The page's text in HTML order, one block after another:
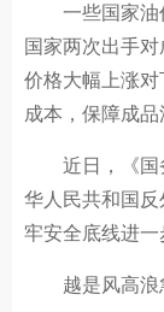
一些国家油价
国家两次出手
价格大幅上涨
成本，保障成品
近日，《国务
华人民共和国
牢安全底线进一
越是风高浪急